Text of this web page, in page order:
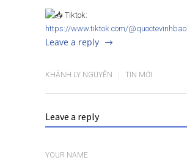
Tiktok:
https://www.tiktok.com/@quoctevinhbao
Leave a reply
KHÁNH LY NGUYỄN TIN MỚI
Leave a reply
YOUR NAME